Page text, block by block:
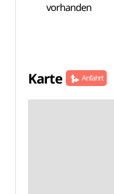
vorhanden
Karte Anfahrt